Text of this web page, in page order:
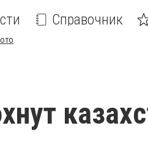
Справочник